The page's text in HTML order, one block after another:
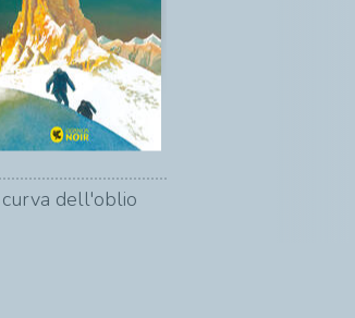
curva dell'oblio